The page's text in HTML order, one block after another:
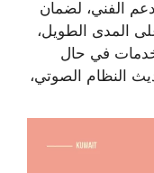
الفني، لضمان
المدى الطويل،
في حال
النظام الصوتي،